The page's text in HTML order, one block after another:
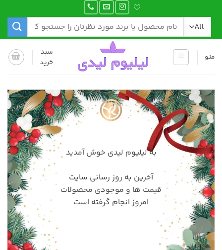
content
جستجو
منو
سبد
خرید
به لیلیوم لیدی خوش آمدید
آخرین به روز رسانی سایت
قیمت ها و موجودی محصولات
امروز انجام گرفته است